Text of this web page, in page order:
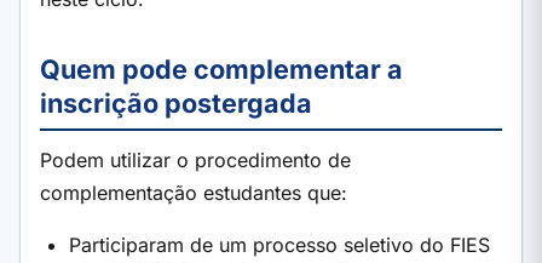
Quem pode complementar a
inscrição postergada
Podem utilizar o procedimento de
complementação estudantes que:
Participaram de um processo seletivo do FIES